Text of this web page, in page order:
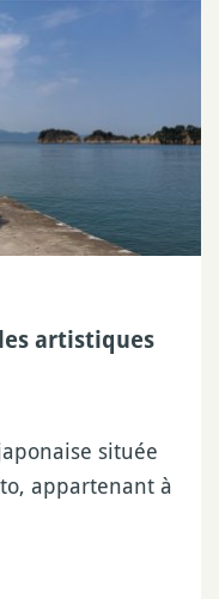
artistiques
située
appartenant à